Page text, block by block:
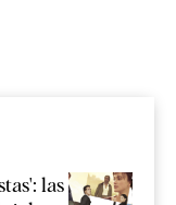
las